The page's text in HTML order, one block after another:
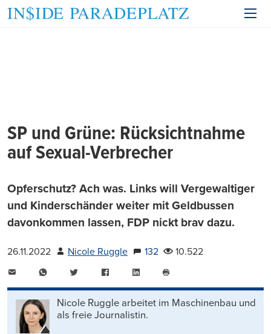
SP und Grüne: Rücksichtnahme
auf Sexual-Verbrecher
Opferschutz? Ach was. Links will Vergewaltiger
und Kinderschänder weiter mit Geldbussen
davonkommen lassen, FDP nickt brav dazu.
26.11.2022 Nicole Ruggle 132
10.522
WhatsAppTwitter FacebookLinkedIn
drucken
Nicole Ruggle arbeitet im Maschinenbau und
als freie Journalistin.